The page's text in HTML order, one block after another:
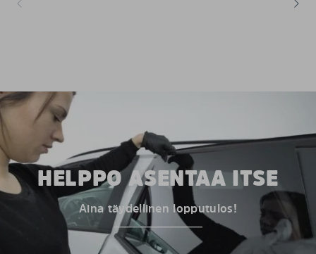
HELPPO ASENTAA ITSE
Aina täydellinen lopputulos!